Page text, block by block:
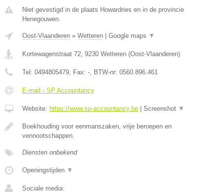
Niet gevestigd in de plaats Howardries en in de provincie
Henegouwen.
Oost-Vlaanderen » Wetteren Google maps ▼
Kortewagenstraat 72, 9230 Wetteren (Oost-Vlaanderen)
Tel: 0494805479, Fax: -, BTW-nr: 0560.896.461
E-mail › SP Accountancy
Website: https://www.sp-accountancy.be Screenshot ▼
Boekhouding voor eenmanszaken, vrije beroepen en
vennootschappen.
Diensten onbekend
Openingstijden ▼
Sociale media: